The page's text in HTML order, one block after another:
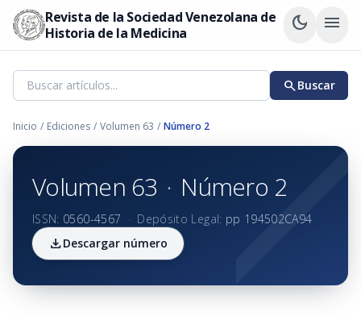
Revista de la Sociedad Venezolana de
Historia de la Medicina
dark_mode menu
searchBuscar
Inicio / Ediciones / Volumen 63 / Número 2
Volumen 63 · Número 2
ISSN: 0560-4567 · Depósito Legal: pp 194502CA94
downloadDescargar número